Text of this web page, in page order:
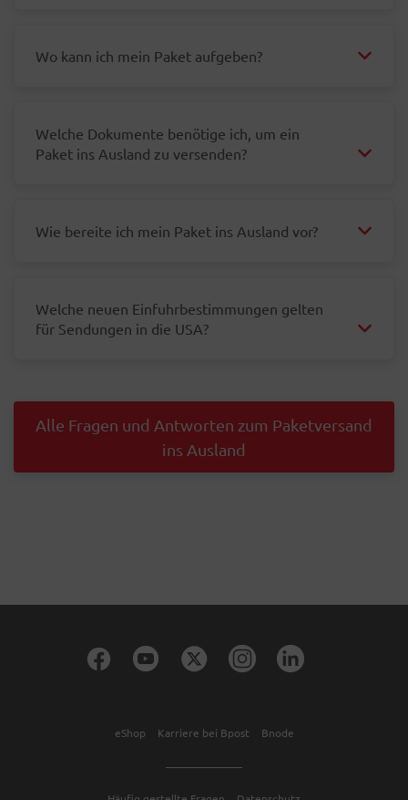
Wo kann ich mein Paket aufgeben?
Welche Dokumente benötige ich, um ein
Paket ins Ausland zu versenden?
Wie bereite ich mein Paket ins Ausland vor?
Welche neuen Einfuhrbestimmungen gelten
für Sendungen in die USA?
Alle Fragen und Antworten zum Paketversand
ins Ausland
eShop Karriere bei Bpost Bnode